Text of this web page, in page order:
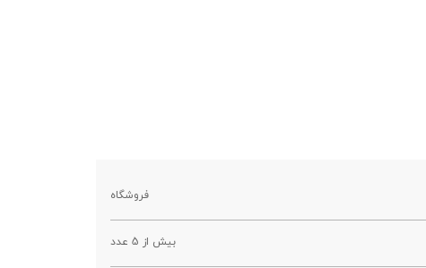
فروشگاه
بیش از 5 عدد